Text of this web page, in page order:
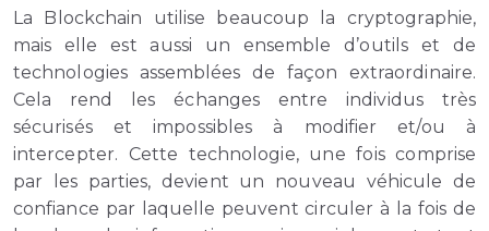
La Blockchain utilise beaucoup la cryptographie,
mais elle est aussi un ensemble d’outils et de
technologies assemblées de façon extraordinaire.
Cela rend les échanges entre individus très
sécurisés et impossibles à modifier et/ou à
intercepter. Cette technologie, une fois comprise
par les parties, devient un nouveau véhicule de
confiance par laquelle peuvent circuler à la fois de